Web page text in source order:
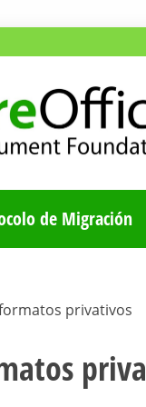
LA
de Migración
privativos